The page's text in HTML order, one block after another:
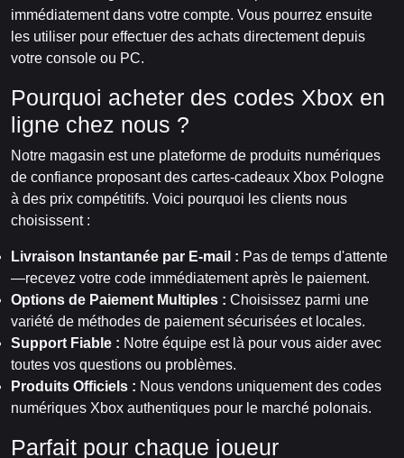
immédiatement dans votre compte. Vous pourrez ensuite
les utiliser pour effectuer des achats directement depuis
votre console ou PC.
Pourquoi acheter des codes Xbox en
ligne chez nous ?
Notre magasin est une plateforme de produits numériques
de confiance proposant des cartes-cadeaux Xbox Pologne
à des prix compétitifs. Voici pourquoi les clients nous
choisissent :
Livraison Instantanée par E-mail : Pas de temps d'attente
—recevez votre code immédiatement après le paiement.
Options de Paiement Multiples : Choisissez parmi une
variété de méthodes de paiement sécurisées et locales.
Support Fiable : Notre équipe est là pour vous aider avec
toutes vos questions ou problèmes.
Produits Officiels : Nous vendons uniquement des codes
numériques Xbox authentiques pour le marché polonais.
Parfait pour chaque joueur